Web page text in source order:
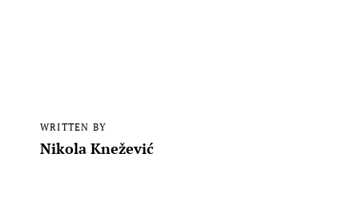
WRITTEN BY
Nikola Knežević